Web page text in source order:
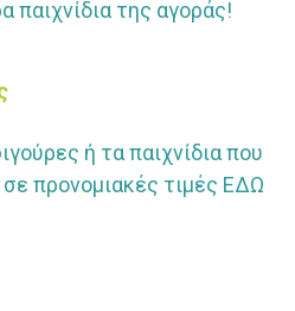
παιχνίδια της αγοράς!
ή τα παιχνίδια που
προνομιακές τιμές ΕΔΩ